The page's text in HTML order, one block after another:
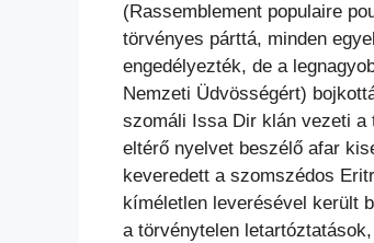
(Rassemblement populaire
törvényes párttá, minden
engedélyezték, de a
Nemzeti Üdvösségért)
szomáli Issa Dir klán vezeti a
eltérő nyelvet beszélő afar
keveredett a szomszédos
kíméletlen leverésével került
a törvénytelen